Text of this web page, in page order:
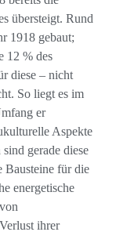
übersteigt. Rund
1918 gebaut;
12 % des
diese – nicht
So liegt es im
er
Aspekte
gerade diese
Bausteine für die
energetische
ihrer